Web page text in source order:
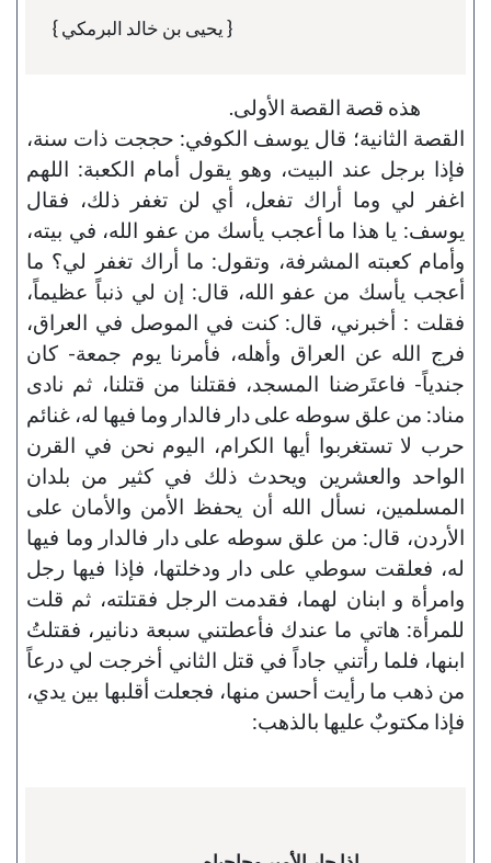
{ يحيى بن خالد البرمكي }
هذه قصة القصة الأولى.
القصة الثانية؛ قال يوسف الكوفي: حججت ذات سنة،
فإذا برجل عند البيت، وهو يقول أمام الكعبة: اللهم
اغفر لي وما أراك تفعل، أي لن تغفر ذلك، فقال
يوسف: يا هذا ما أعجب يأسك من عفو الله، في بيته،
وأمام كعبته المشرفة، وتقول: ما أراك تغفر لي؟ ما
أعجب يأسك من عفو الله، قال: إن لي ذنباً عظيماً،
فقلت : أخبرني، قال: كنت في الموصل في العراق،
فرج الله عن العراق وأهله، فأمرنا يوم جمعة- كان
جندياً- فاعتَرضنا المسجد، فقتلنا من قتلنا، ثم نادى
مناد: من علق سوطه على دار فالدار وما فيها له، غنائم
حرب لا تستغربوا أيها الكرام، اليوم نحن في القرن
الواحد والعشرين ويحدث ذلك في كثير من بلدان
المسلمين، نسأل الله أن يحفظ الأمن والأمان على
الأردن، قال: من علق سوطه على دار فالدار وما فيها
له، فعلقت سوطي على دار ودخلتها، فإذا فيها رجل
وامرأة و ابنان لهما، فقدمت الرجل فقتلته، ثم قلت
للمرأة: هاتي ما عندك فأعطتني سبعة دنانير، فقتلتُ
ابنها، فلما رأتني جاداً في قتل الثاني أخرجت لي درعاً
من ذهب ما رأيت أحسن منها، فجعلت أقلبها بين يدي،
فإذا مكتوبٌ عليها بالذهب: